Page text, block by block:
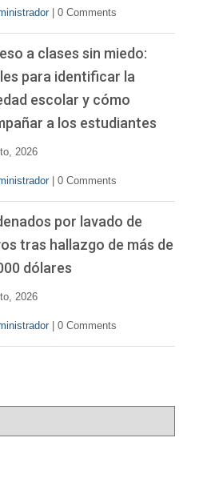
0 Comments
a clases sin miedo:
para identificar la
escolar y cómo
a los estudiantes
2026
0 Comments
por lavado de
tras hallazgo de más de
dólares
2026
0 Comments